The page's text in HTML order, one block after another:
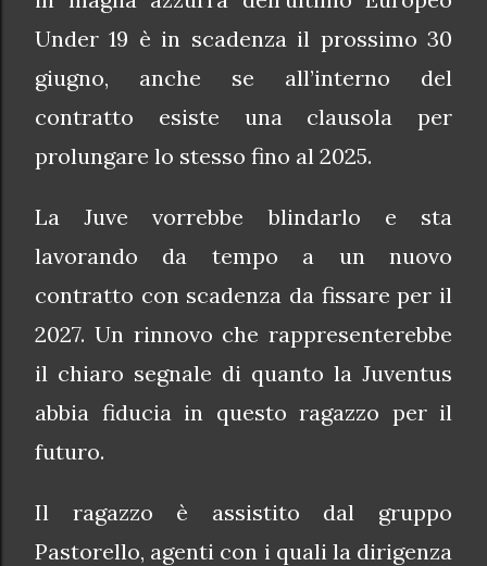
Under 19 è in scadenza il prossimo 30
giugno, anche se all’interno del
contratto esiste una clausola per
prolungare lo stesso fino al 2025.
La Juve vorrebbe blindarlo e sta
lavorando da tempo a un nuovo
contratto con scadenza da fissare per il
2027. Un rinnovo che rappresenterebbe
il chiaro segnale di quanto la Juventus
abbia fiducia in questo ragazzo per il
futuro.
Il ragazzo è assistito dal gruppo
Pastorello, agenti con i quali la dirigenza